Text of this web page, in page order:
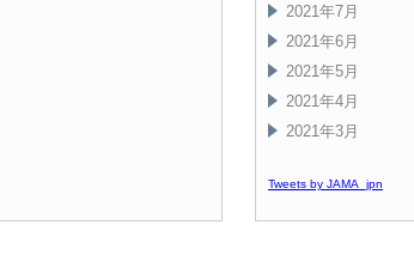
2021年7月
2021年6月
2021年5月
2021年4月
2021年3月
Tweets by JAMA_jpn